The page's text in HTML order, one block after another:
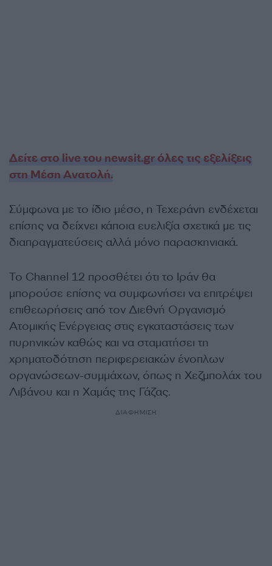
Δείτε στο live του newsit.gr όλες τις εξελίξεις
στη Μέση Ανατολή.
Σύμφωνα με το ίδιο μέσο, η Τεχεράνη ενδέχεται
επίσης να δείχνει κάποια ευελιξία σχετικά με τις
διαπραγματεύσεις αλλά μόνο παρασκηνιακά.
Το Channel 12 προσθέτει ότι το Ιράν θα
μπορούσε επίσης να συμφωνήσει να επιτρέψει
επιθεωρήσεις από τον Διεθνή Οργανισμό
Ατομικής Ενέργειας στις εγκαταστάσεις των
πυρηνικών καθώς και να σταματήσει τη
χρηματοδότηση περιφερειακών ένοπλων
οργανώσεων-συμμάχων, όπως η Χεζμπολάχ του
Λιβάνου και η Χαμάς της Γάζας.
ΔΙΑΦΗΜΙΣΗ